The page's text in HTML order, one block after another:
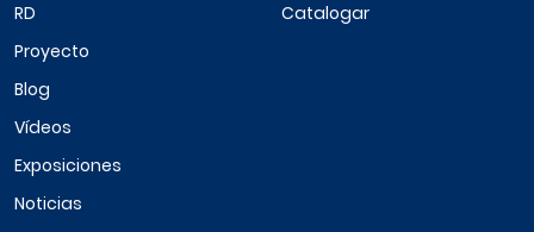
RD
Proyecto
Blog
Vídeos
Exposiciones
Noticias
Catalogar